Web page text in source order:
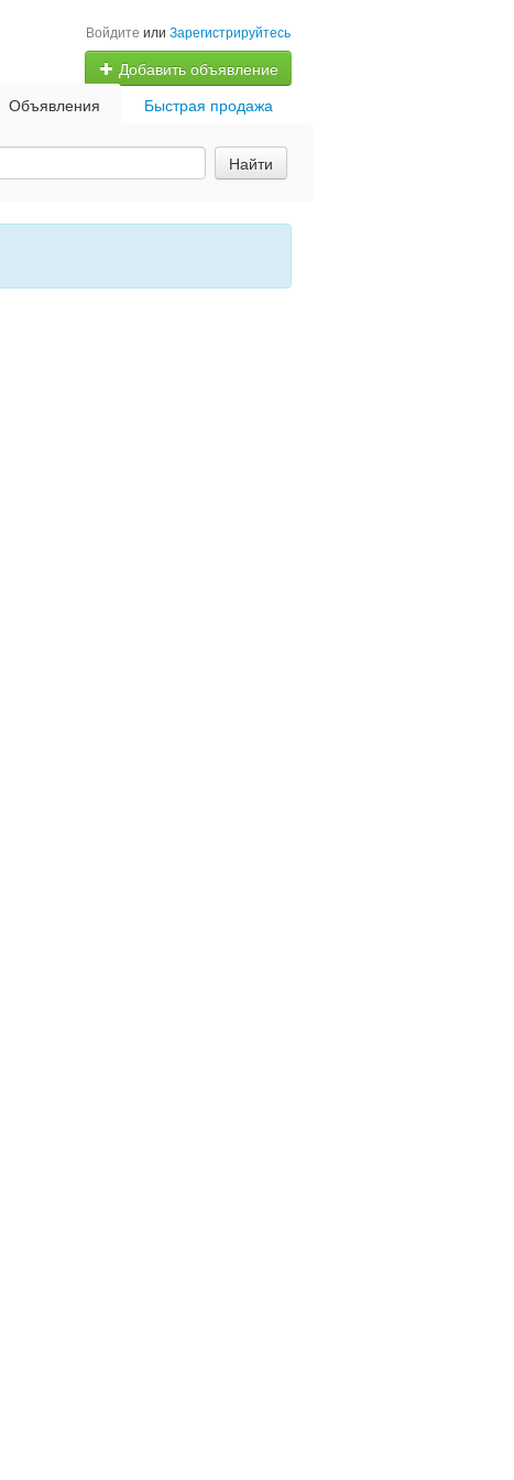
Войдите или Зарегистрируйтесь
Добавить объявление
Быстрая продажа
Объявления
Найти